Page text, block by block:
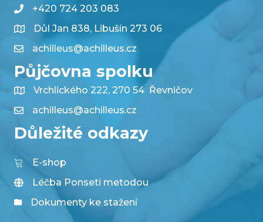
+420 724 203 083
Důl Jan 838, Libušín 273 06
achilleus@achilleus.cz
Půjčovna spolku
Vrchlického 222, 270 54 Řevničov
achilleus@achilleus.cz
Důležité odkazy
E-shop
Léčba Ponseti metodou
Dokumenty ke stažení